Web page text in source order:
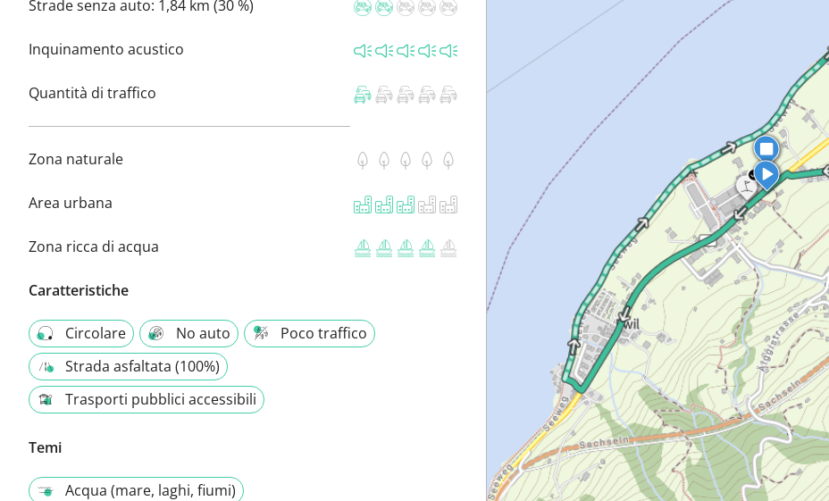
Strade senza auto: 1,84 km (30 %)
Inquinamento acustico
Quantità di traffico
Zona naturale
Area urbana
Zona ricca di acqua
Caratteristiche
Circolare No auto
Poco traffico
Strada asfaltata (100%)
Trasporti pubblici accessibili
Temi
Acqua (mare, laghi, fiumi)